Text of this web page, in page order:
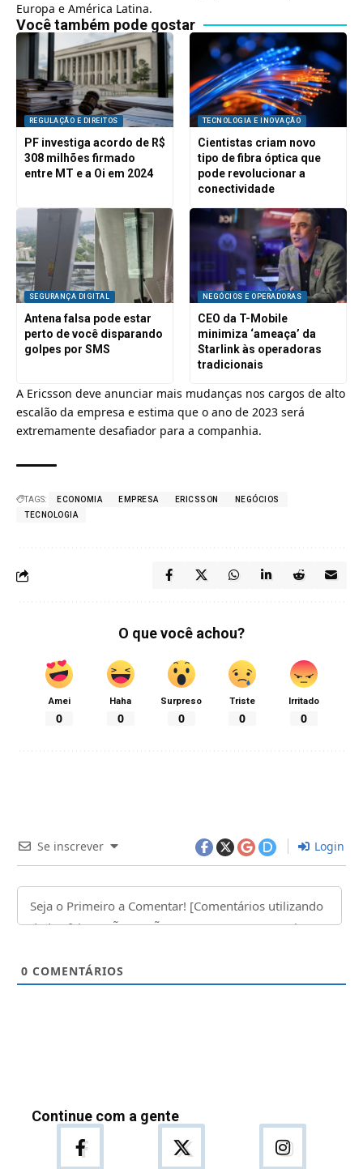
Europa e América Latina.
Você também pode gostar
REGULAÇÃO E DIREITOS
PF investiga acordo de R$
308 milhões firmado
entre MT e a Oi em 2024
TECNOLOGIA E INOVAÇÃO
Cientistas criam novo
tipo de fibra óptica que
pode revolucionar a
conectividade
SEGURANÇA DIGITAL
Antena falsa pode estar
perto de você disparando
golpes por SMS
NEGÓCIOS E OPERADORAS
CEO da T-Mobile
minimiza ‘ameaça’ da
Starlink às operadoras
tradicionais
A Ericsson deve anunciar mais mudanças nos cargos de alto
escalão da empresa e estima que o ano de 2023 será
extremamente desafiador para a companhia.
TAGS: ECONOMIA EMPRESA ERICSSON
NEGÓCIOS
TECNOLOGIA
O que você achou?
Amei
0
Haha
0
Surpreso
0
Triste
0
Irritado
0
Se inscrever Login
0 COMENTÁRIOS
Continue com a gente